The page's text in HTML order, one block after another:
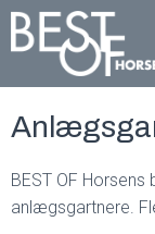
BEST OF
anlægsgartnere.